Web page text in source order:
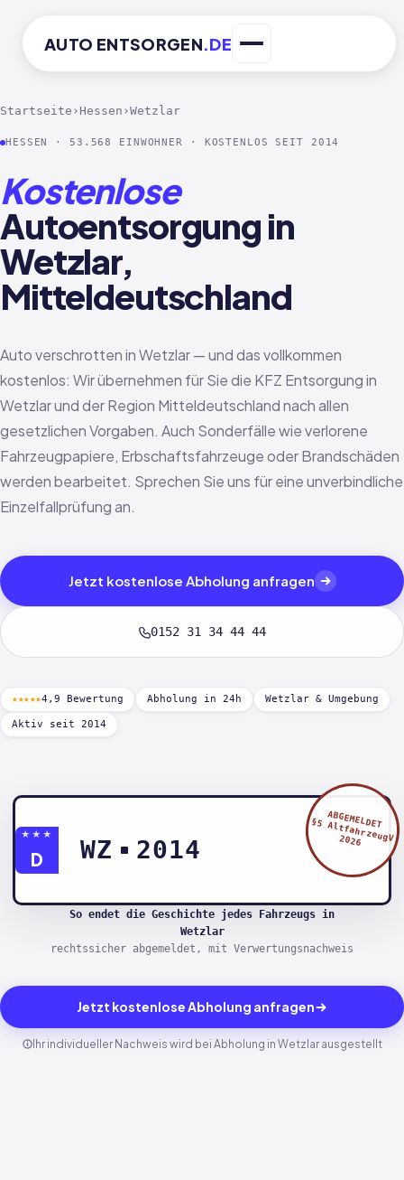
AUTO ENTSORGEN.DE
Startseite › Hessen ›Wetzlar
HESSEN · 53.568 EINWOHNER · KOSTENLOS SEIT 2014
Kostenlose
Autoentsorgung in
Wetzlar,
Mitteldeutschland
Auto verschrotten in Wetzlar — und das vollkommen
kostenlos: Wir übernehmen für Sie die KFZ Entsorgung in
Wetzlar und der Region Mitteldeutschland nach allen
gesetzlichen Vorgaben. Auch Sonderfälle wie verlorene
Fahrzeugpapiere, Erbschaftsfahrzeuge oder Brandschäden
werden bearbeitet. Sprechen Sie uns für eine unverbindliche
Einzelfallprüfung an.
Jetzt kostenlose Abholung anfragen
0152 31 34 44 44
★★★★★4,9 Bewertung Abholung in 24h Wetzlar & Umgebung
Aktiv seit 2014
★★★
D WZ 2014
ABGEMELDET
§5 AltfahrzeugV
2026
So endet die Geschichte jedes Fahrzeugs in
Wetzlar
rechtssicher abgemeldet, mit Verwertungsnachweis
Jetzt kostenlose Abholung anfragen
Ihr individueller Nachweis wird bei Abholung in Wetzlar ausgestellt